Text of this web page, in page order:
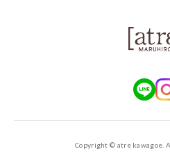
Copyright © atre kawagoe.